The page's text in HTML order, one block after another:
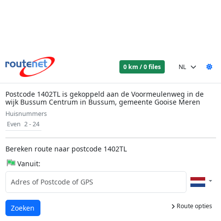
0 km / 0 files
Postcode 1402TL is gekoppeld aan de Voormeulenweg in de
wijk Bussum Centrum in Bussum, gemeente Gooise Meren
Huisnummers
Even 2 - 24
Bereken route naar postcode 1402TL
Vanuit:
Route opties
Laden...
Zoeken